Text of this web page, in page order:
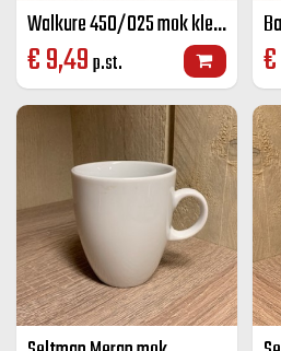
Walkure 450/025 mok kleur 25 cl
€9,49p.st. €